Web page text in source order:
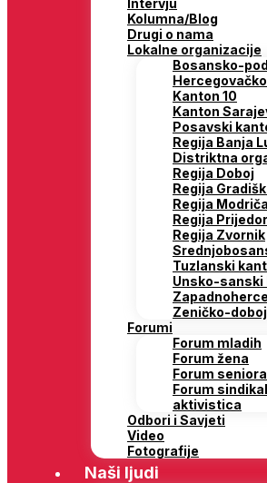
Intervju
Kolumna/Blog
Drugi o nama
Lokalne organizacije
Bosansko-
Kanton 10
Kanton
Posavski
Regija Banja
Distriktna
Regija Doboj
Regija
Regija Modriča
Regija Prijedor
Regija Zvornik
Tuzlanski
Unsko-sanski
Zeničko-
Forumi
Forum mladih
Forum žena
Forum seniora
Forum
aktivistica
Odbori i Savjeti
Video
Fotografije
Naši ljudi